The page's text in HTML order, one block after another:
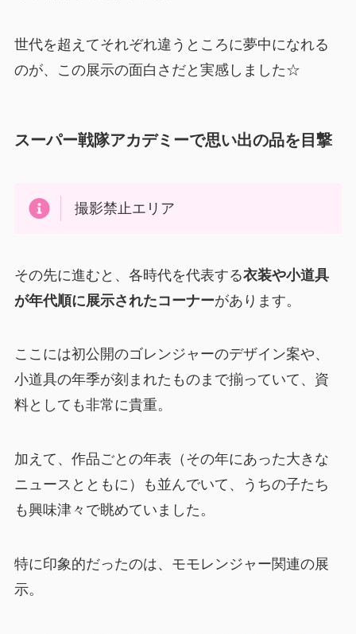
世代を超えてそれぞれ違うところに夢中になれる
のが、この展示の面白さだと実感しました☆
スーパー戦隊アカデミーで思い出の品を目撃
撮影禁止エリア
その先に進むと、各時代を代表する衣装や小道具
が年代順に展示されたコーナーがあります。
ここには初公開のゴレンジャーのデザイン案や、
小道具の年季が刻まれたものまで揃っていて、資
料としても非常に貴重。
加えて、作品ごとの年表（その年にあった大きな
ニュースとともに）も並んでいて、うちの子たち
も興味津々で眺めていました。
特に印象的だったのは、モモレンジャー関連の展
示。